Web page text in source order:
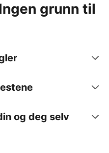
grunn til
og deg selv